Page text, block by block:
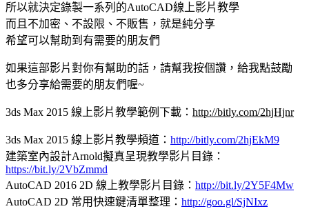
所以就決定錄製一系列的AutoCAD線上影片教學
而且不加密、不設限、不販售，就是純分享
希望可以幫助到有需要的朋友們
如果這部影片對你有幫助的話，請幫我按個讚，給我點鼓勵
也多分享給需要的朋友們喔~
3ds Max 2015 線上影片教學範例下載： http://bitly.com/2hjHjnr
3ds Max 2015 線上影片教學頻道： http://bitly.com/2hjEkM9
建築室內設計Arnold擬真呈現教學影片目錄：
https://bit.ly/2VbZmmd
AutoCAD 2016 2D 線上教學影片目錄： http://bit.ly/2Y5F4Mw​
AutoCAD 2D 常用快速鍵清單整理： http://goo.gl/SjNIxz